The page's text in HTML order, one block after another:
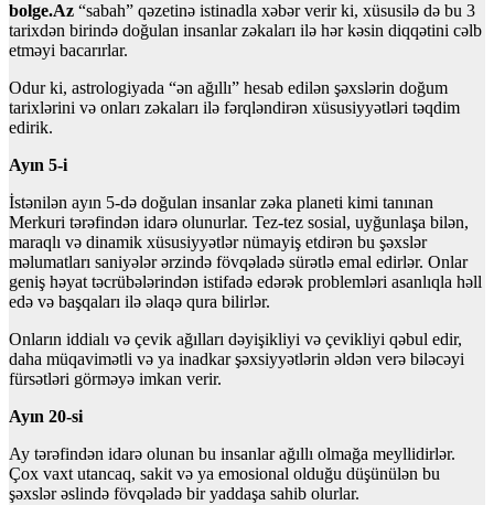
bolge.Az “sabah” qəzetinə istinadla xəbər verir ki, xüsusilə də bu 3
tarixdən birində doğulan insanlar zəkaları ilə hər kəsin diqqətini cəlb
etməyi bacarırlar.
Odur ki, astrologiyada “ən ağıllı” hesab edilən şəxslərin doğum
tarixlərini və onları zəkaları ilə fərqləndirən xüsusiyyətləri təqdim
edirik.
Ayın 5-i
İstənilən ayın 5-də doğulan insanlar zəka planeti kimi tanınan
Merkuri tərəfindən idarə olunurlar. Tez-tez sosial, uyğunlaşa bilən,
maraqlı və dinamik xüsusiyyətlər nümayiş etdirən bu şəxslər
məlumatları saniyələr ərzində fövqəladə sürətlə emal edirlər. Onlar
geniş həyat təcrübələrindən istifadə edərək problemləri asanlıqla həll
edə və başqaları ilə əlaqə qura bilirlər.
Onların iddialı və çevik ağılları dəyişikliyi və çevikliyi qəbul edir,
daha müqavimətli və ya inadkar şəxsiyyətlərin əldən verə biləcəyi
fürsətləri görməyə imkan verir.
Ayın 20-si
Ay tərəfindən idarə olunan bu insanlar ağıllı olmağa meyllidirlər.
Çox vaxt utancaq, sakit və ya emosional olduğu düşünülən bu
şəxslər əslində fövqəladə bir yaddaşa sahib olurlar.